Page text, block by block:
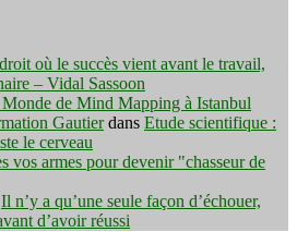
où le succès vient avant le travail,
– Vidal Sassoon
de Mind Mapping à Istanbul
Gautierdans Etude scientifique :
le cerveau
vos armes pour devenir "chasseur de
Il n’y a qu’une seule façon d’échouer,
d’avoir réussi